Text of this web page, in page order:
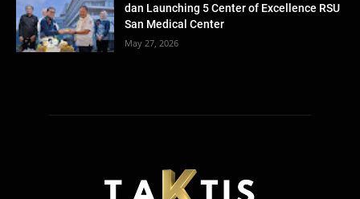
dan Launching 5 Center of Excellence RSU
San Medical Center
May 27, 2026